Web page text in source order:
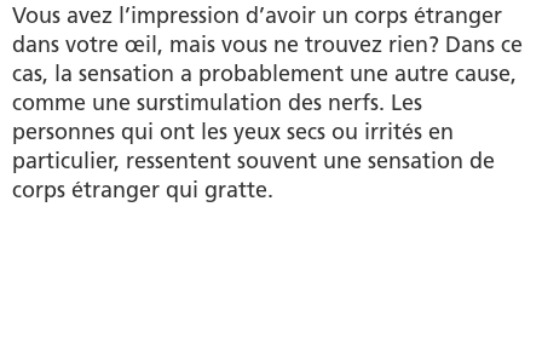
Vous avez l’impression d’avoir un corps étranger
dans votre œil, mais vous ne trouvez rien? Dans ce
cas, la sensation a probablement une autre cause,
comme une surstimulation des nerfs. Les
personnes qui ont les yeux secs ou irrités en
particulier, ressentent souvent une sensation de
corps étranger qui gratte.